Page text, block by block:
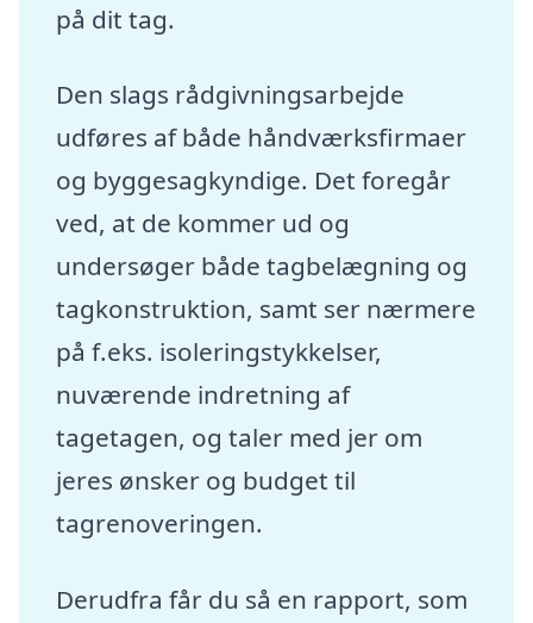
på dit tag.
Den slags rådgivningsarbejde
udføres af både håndværksfirmaer
og byggesagkyndige. Det foregår
ved, at de kommer ud og
undersøger både tagbelægning og
tagkonstruktion, samt ser nærmere
på f.eks. isoleringstykkelser,
nuværende indretning af
tagetagen, og taler med jer om
jeres ønsker og budget til
tagrenoveringen.
Derudfra får du så en rapport, som